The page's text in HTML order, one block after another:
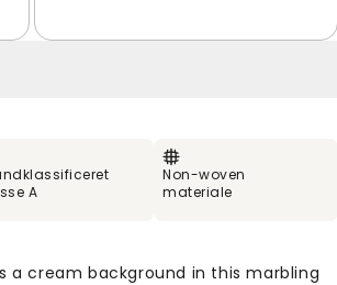
A
Non-woven
materiale
a cream background in this marbling